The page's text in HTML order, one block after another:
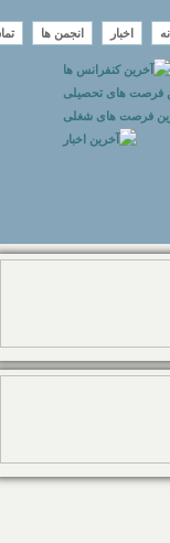
اخبار انجمن ها